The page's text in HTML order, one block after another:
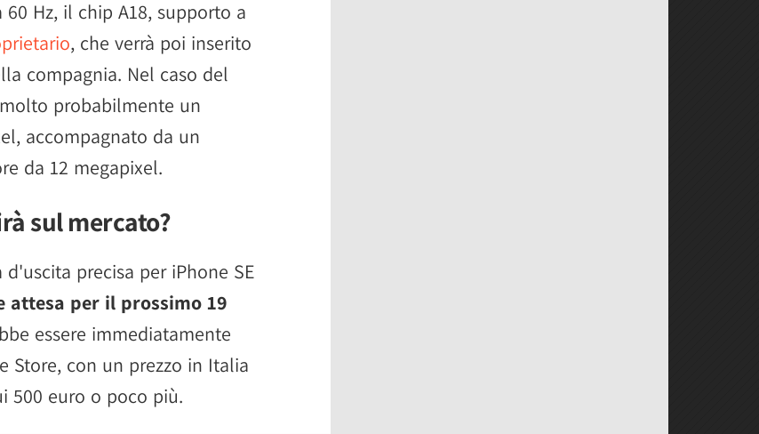
Hz, il chip A18, supporto a
, che verrà poi inserito
compagnia. Nel caso del
probabilmente un
accompagnato da un
da 12 megapixel.
sul mercato?
precisa per iPhone SE
attesa per il prossimo 19
essere immediatamente
Store, con un prezzo in Italia
500 euro o poco più.